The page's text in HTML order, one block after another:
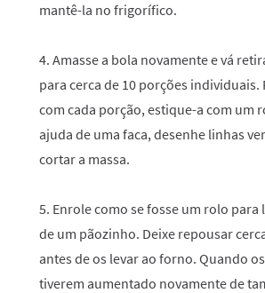
mantê-la no frigorífico.
4. Amasse a bola novamente e vá
para cerca de 10 porções individuais.
com cada porção, estique-a com um
ajuda de uma faca, desenhe linhas
cortar a massa.
5. Enrole como se fosse um rolo para
de um pãozinho. Deixe repousar
antes de os levar ao forno. Quando
tiverem aumentado novamente de